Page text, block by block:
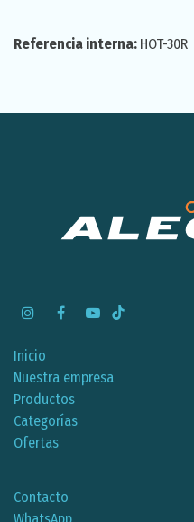
Referencia interna: HOT-30R
Inicio
Nuestra empresa
Productos
Categorías
Ofertas
Contacto